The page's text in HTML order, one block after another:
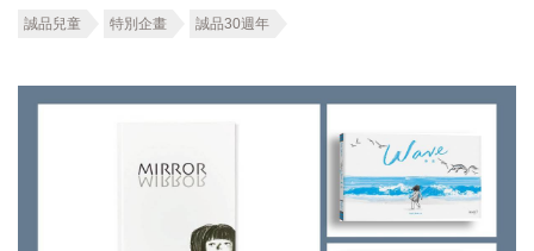
誠品兒童 特別企畫 誠品30週年